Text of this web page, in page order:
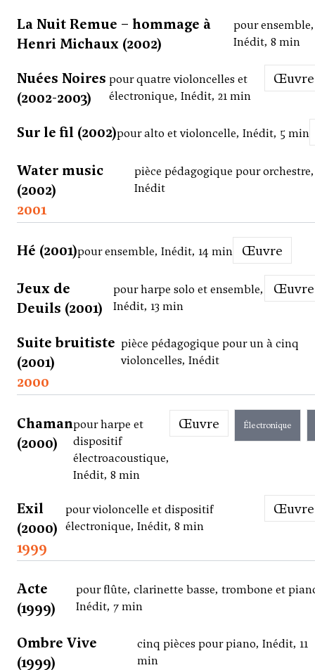
La Nuit Remue – hommage à
Henri Michaux (2002)
pour ensemble,
Inédit, 8 min
Nuées Noires
(2002-2003)
pour quatre violoncelles et
électronique, Inédit, 21 min
Œuvre
Sur le fil (2002)pour alto et violoncelle, Inédit, 5 min
Water music
(2002)
pièce pédagogique pour orchestre,
Inédit
2001
Hé (2001)pour ensemble, Inédit, 14 min Œuvre
Jeux de
Deuils (2001)
pour harpe solo et ensemble,
Inédit, 13 min
Œuvre
Suite bruitiste
(2001)
pièce pédagogique pour un à cinq
violoncelles, Inédit
2000
Chaman
(2000)
pour harpe et
dispositif
électroacoustique,
Inédit, 8 min
Œuvre Électronique
Exil
(2000)
pour violoncelle et dispositif
électronique, Inédit, 8 min
Œuvre
1999
Acte
(1999)
pour flûte, clarinette basse, trombone et
Inédit, 7 min
Ombre Vive
(1999)
cinq pièces pour piano, Inédit, 11
min